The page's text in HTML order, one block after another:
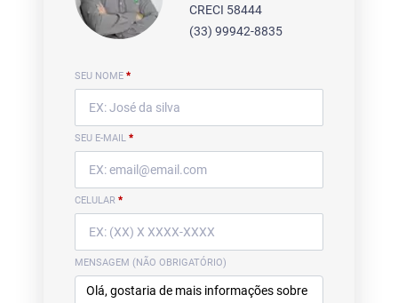
CRECI 58444
(33) 99942-8835
SEU NOME *
SEU E-MAIL *
CELULAR *
MENSAGEM (NÃO OBRIGATÓRIO)